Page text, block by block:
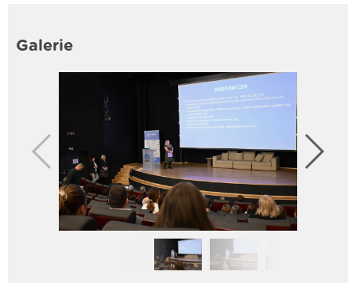
Galerie